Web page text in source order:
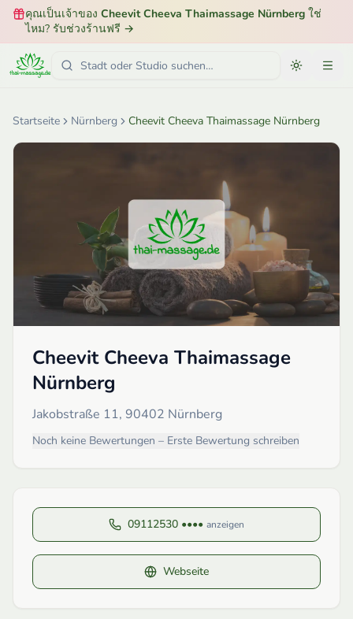
คุณเป็นเจ้าของ Cheevit Cheeva Thaimassage Nürnberg ใช่
ไหม? รับช่วงร้านฟรี →
Startseite Nürnberg Cheevit Cheeva Thaimassage Nürnberg
Cheevit Cheeva Thaimassage
Nürnberg
Jakobstraße 11, 90402 Nürnberg
Noch keine Bewertungen – Erste Bewertung schreiben
09112530 •••• anzeigen
Webseite